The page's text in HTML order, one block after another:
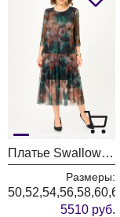
Платье Swallow 922 изумрудный+коричневые цветы
Размеры:
5510 руб.